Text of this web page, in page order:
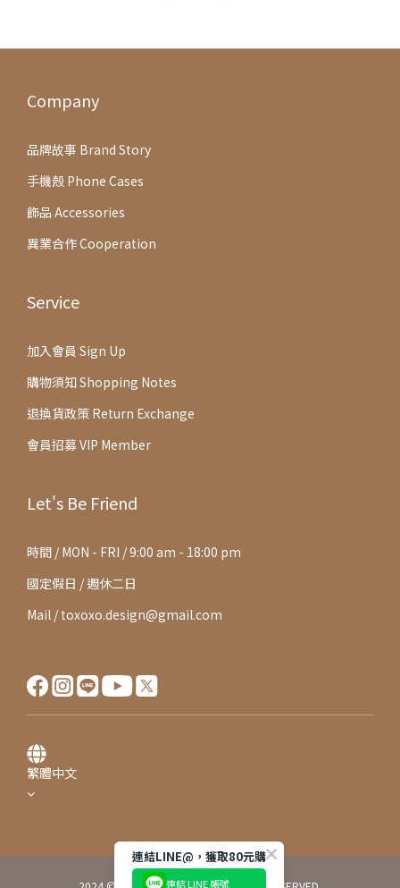
Company
品牌故事 Brand Story
手機殼 Phone Cases
飾品 Accessories
異業合作 Cooperation
Service
加入會員 Sign Up
購物須知 Shopping Notes
退換貨政策 Return Exchange
會員招募 VIP Member
Let's Be Friend
時間 / MON - FRI / 9:00 am - 18:00 pm
國定假日 / 週休二日
Mail / toxoxo.design@gmail.com
繁體中文
連結LINE@，獲取80元購物金
連結 LINE 帳號